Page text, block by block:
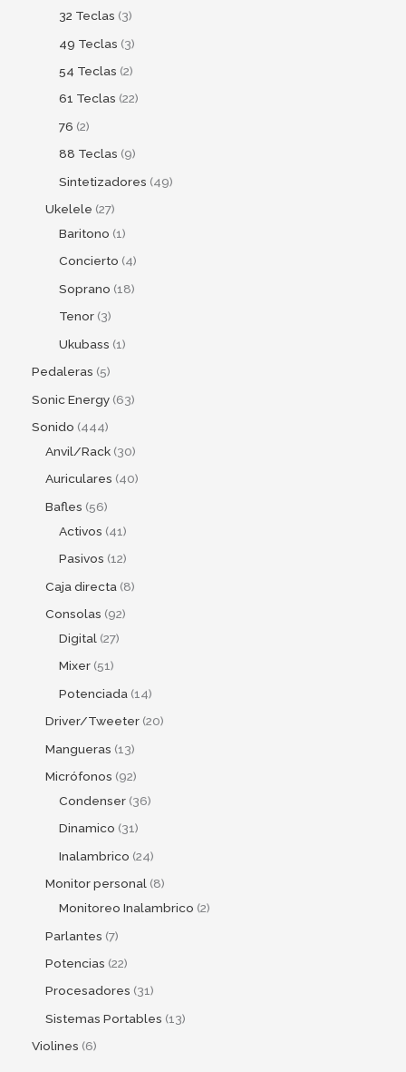
32 Teclas 3
49 Teclas 3
54 Teclas 2
61 Teclas 22
76 2
88 Teclas 9
Sintetizadores 49
Ukelele 27
Baritono 1
Concierto 4
Soprano 18
Tenor 3
Ukubass 1
Pedaleras 5
Sonic Energy 63
Sonido 444
Anvil/Rack 30
Auriculares 40
Bafles 56
Activos 41
Pasivos 12
Caja directa 8
Consolas 92
Digital 27
Mixer 51
Potenciada 14
Driver/Tweeter 20
Mangueras 13
Micrófonos 92
Condenser 36
Dinamico 31
Inalambrico 24
Monitor personal 8
Monitoreo Inalambrico 2
Parlantes 7
Potencias 22
Procesadores 31
Sistemas Portables 13
Violines 6